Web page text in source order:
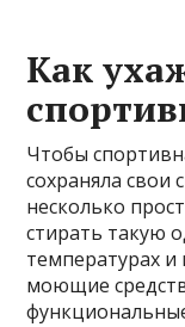
Как
Чтобы
сохраняла свои
несколько
стирать такую
температурах
моющие